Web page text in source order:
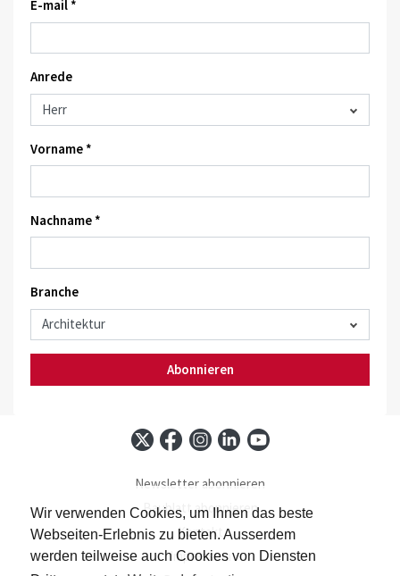
Wir verwenden Cookies, um Ihnen das beste
Webseiten-Erlebnis zu bieten. Ausserdem
werden teilweise auch Cookies von Diensten
E-mail *
Anrede
Vorname *
Nachname *
Branche
Abonnieren
Newsletter abonnieren
Baublatt abonnieren
Kontakt
Impressum